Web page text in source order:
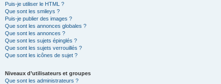
Puis-je utiliser le HTML ?
Que sont les smileys ?
Puis-je publier des images ?
Que sont les annonces globales ?
Que sont les annonces ?
Que sont les sujets épinglés ?
Que sont les sujets verrouillés ?
Que sont les icônes de sujet ?
Niveaux d’utilisateurs et groupes
Que sont les administrateurs ?